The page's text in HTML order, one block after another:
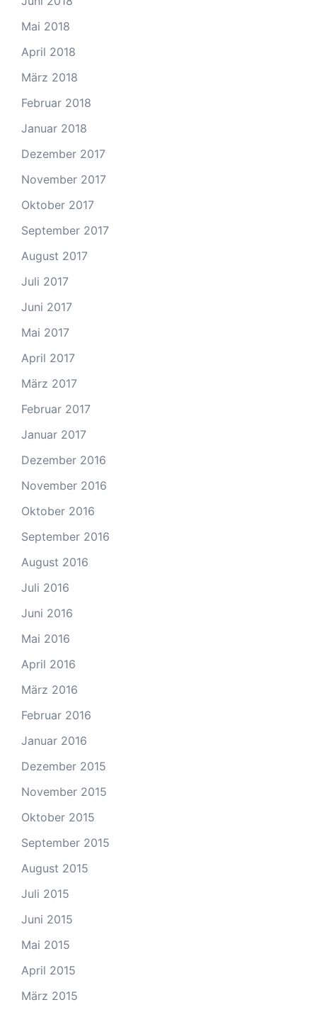
Mai 2018
April 2018
März 2018
Februar 2018
Januar 2018
Dezember 2017
November 2017
Oktober 2017
September 2017
August 2017
Juli 2017
Juni 2017
Mai 2017
April 2017
März 2017
Februar 2017
Januar 2017
Dezember 2016
November 2016
Oktober 2016
September 2016
August 2016
Juli 2016
Juni 2016
Mai 2016
April 2016
März 2016
Februar 2016
Januar 2016
Dezember 2015
November 2015
Oktober 2015
September 2015
August 2015
Juli 2015
Juni 2015
Mai 2015
April 2015
März 2015